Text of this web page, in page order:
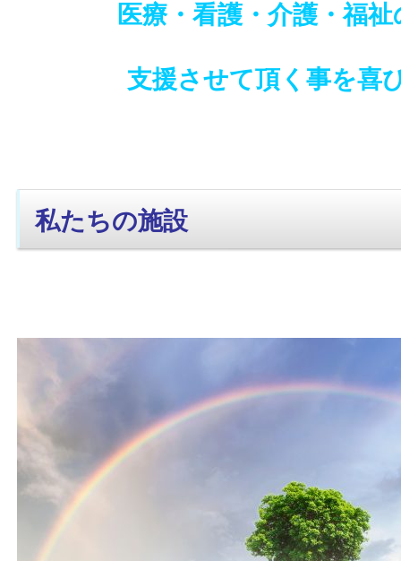
医療・看護・介護・福
支援させて頂く事を喜
私たちの施設